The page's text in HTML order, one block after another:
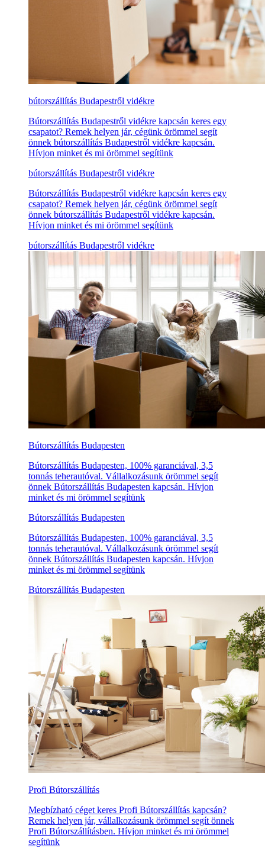
bútorszállítás Budapestről vidékre
Bútorszállítás Budapestről vidékre kapcsán keres egy
csapatot? Remek helyen jár, cégünk örömmel segít
önnek bútorszállítás Budapestről vidékre kapcsán.
Hívjon minket és mi örömmel segítünk
bútorszállítás Budapestről vidékre
Bútorszállítás Budapestről vidékre kapcsán keres egy
csapatot? Remek helyen jár, cégünk örömmel segít
önnek bútorszállítás Budapestről vidékre kapcsán.
Hívjon minket és mi örömmel segítünk
bútorszállítás Budapestről vidékre
Bútorszállítás Budapesten
Bútorszállítás Budapesten, 100% garanciával, 3,5
tonnás teherautóval. Vállalkozásunk örömmel segít
önnek Bútorszállítás Budapesten kapcsán. Hívjon
minket és mi örömmel segítünk
Bútorszállítás Budapesten
Bútorszállítás Budapesten, 100% garanciával, 3,5
tonnás teherautóval. Vállalkozásunk örömmel segít
önnek Bútorszállítás Budapesten kapcsán. Hívjon
minket és mi örömmel segítünk
Bútorszállítás Budapesten
Profi Bútorszállítás
Megbízható céget keres Profi Bútorszállítás kapcsán?
Remek helyen jár, vállalkozásunk örömmel segít önnek
Profi Bútorszállításben. Hívjon minket és mi örömmel
segítünk